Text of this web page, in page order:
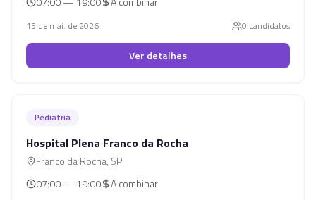
15 de mai. de 2026 0 candidatos
Ver detalhes
Pediatria
Hospital Plena Franco da Rocha
Franco da Rocha, SP
07:00 — 19:00
A combinar